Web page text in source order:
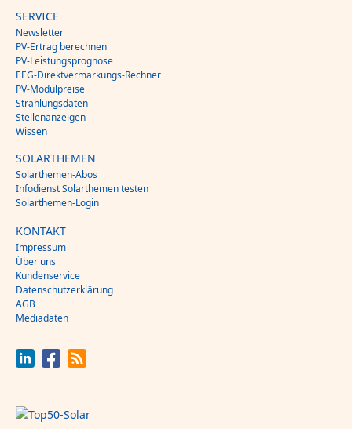
SERVICE
Newsletter
PV-Ertrag berechnen
PV-Leistungsprognose
EEG-Direktvermarkungs-Rechner
PV-Modulpreise
Strahlungsdaten
Stellenanzeigen
Wissen
SOLARTHEMEN
Solarthemen-Abos
Infodienst Solarthemen testen
Solarthemen-Login
KONTAKT
Impressum
Über uns
Kundenservice
Datenschutzerklärung
AGB
Mediadaten